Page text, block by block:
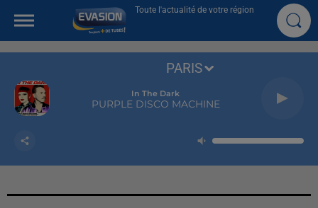
Toute l'actualité de votre région
In The Dark
PURPLE DISCO MACHINE
PARIS